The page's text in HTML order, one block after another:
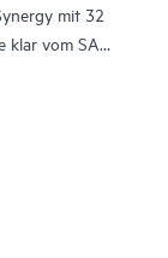
mit 32
vom SAN
der
senken